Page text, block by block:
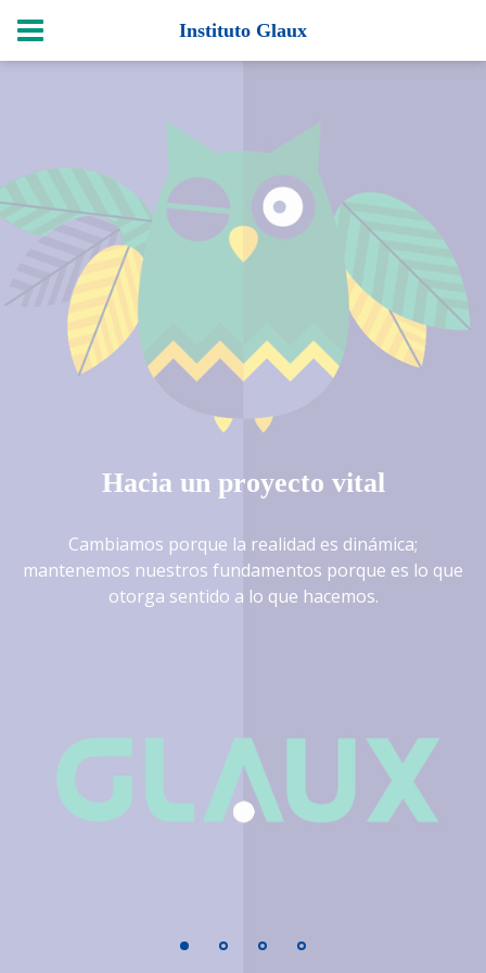
Instituto Glaux
Hacia un proyecto vital
Cambiamos porque la realidad es dinámica;
mantenemos nuestros fundamentos porque es lo que
otorga sentido a lo que hacemos.